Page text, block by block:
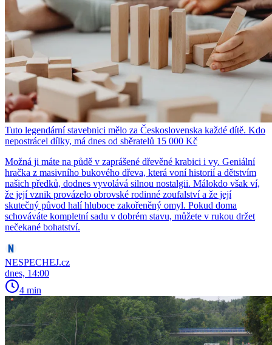
Tuto legendární stavebnici mělo za Československa každé dítě. Kdo
nepostrácel dílky, má dnes od sběratelů 15 000 Kč
Možná ji máte na půdě v zaprášené dřevěné krabici i vy. Geniální
hračka z masivního bukového dřeva, která voní historií a dětstvím
našich předků, dodnes vyvolává silnou nostalgii. Málokdo však ví,
že její vznik provázelo obrovské rodinné zoufalství a že její
skutečný původ halí hluboce zakořeněný omyl. Pokud doma
schováváte kompletní sadu v dobrém stavu, můžete v rukou držet
nečekané bohatství.
NESPECHEJ.cz
dnes, 14:00
4 min